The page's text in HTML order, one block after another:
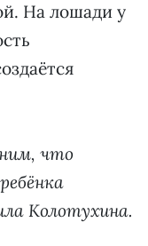
На лошади у
что
Колотухина.